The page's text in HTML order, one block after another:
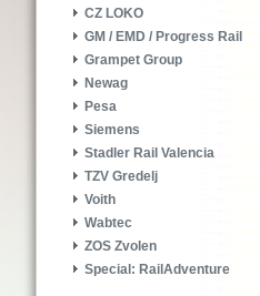
CZ LOKO
GM / EMD / Progress Rail
Grampet Group
Newag
Pesa
Siemens
Stadler Rail Valencia
TZV Gredelj
Voith
Wabtec
ZOS Zvolen
Special: RailAdventure